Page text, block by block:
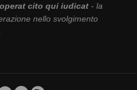
cito qui iudicat- la
nello svolgimento